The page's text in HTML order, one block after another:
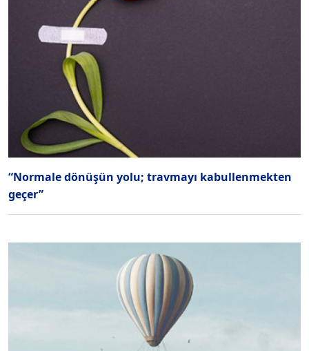
“Normale dönüşün yolu; travmayı kabullenmekten
geçer”